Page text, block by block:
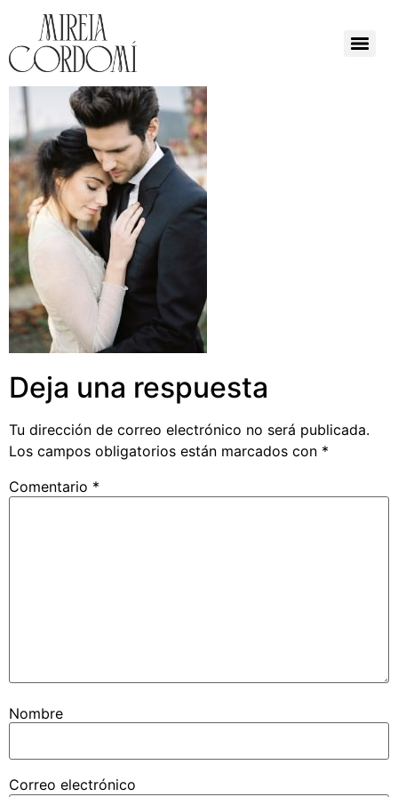
Deja una respuesta
Tu dirección de correo electrónico no será publicada.
Los campos obligatorios están marcados con *
Comentario *
Nombre
Correo electrónico